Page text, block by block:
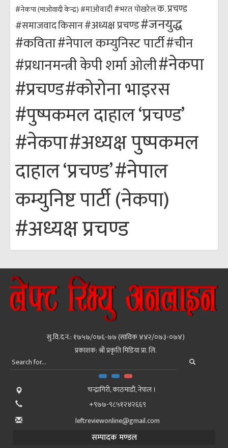
#नेकपा (माओवादी केन्द्र) #माओवादी#भरत पोखरेलक. प्रचण्ड
#समाजवादकिसान#अध्यक्ष प्रचण्ड#जनयुद्ध
#कविता#नेपाल कम्युनिस्ट पार्टी#चीन
#प्रधानमन्त्री केपी शर्मा ओली#नेकपा
#प्रचण्ड#कोरोना भाइरस
#पुष्पकमल दाहाल ‘प्रचण्ड’
#नेकपा#अध्यक्ष पुष्पकमल
दाहाल ‘प्रचण्ड’#नेपाल
कम्युनिष्ट पार्टी (नेकपा)
#अध्यक्ष प्रचण्ड
सु.वि.द.नं.: १७५७/०७६-७७ (साविक ४४२/०७३-०७४)
प्रकाशक: श्री प्रकृति मिडिया प्रा. लि.
चन्द्रागिरी, काठमाडाैं, नेपाल ।
+९७७-९८५१२४२६६९
leftreviewonline@gmail.com
सम्पादक मण्डल